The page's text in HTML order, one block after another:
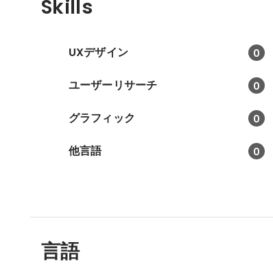
Skills
UXデザイン 0
ユーザーリサーチ 0
グラフィック 0
他言語 0
言語